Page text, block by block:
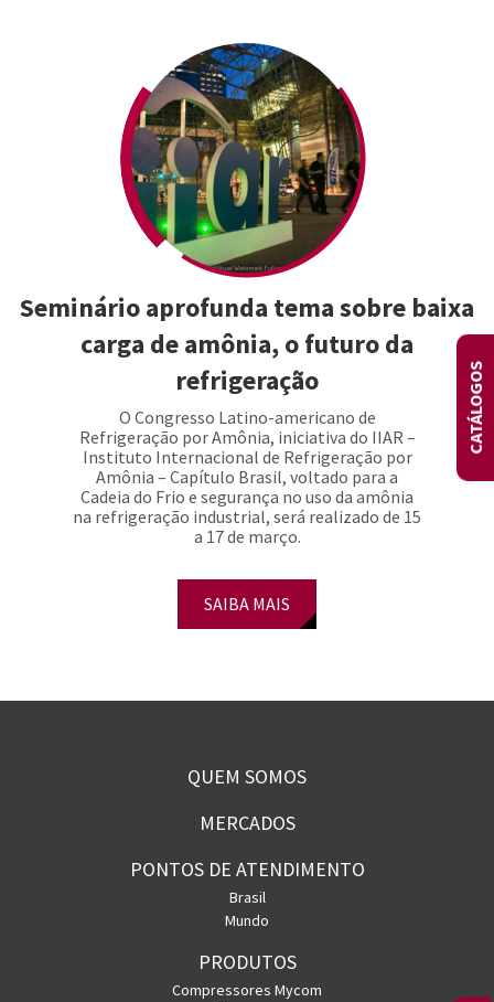
Seminário aprofunda tema sobre baixa
carga de amônia, o futuro da
refrigeração
O Congresso Latino-americano de
Refrigeração por Amônia, iniciativa do IIAR –
Instituto Internacional de Refrigeração por
Amônia – Capítulo Brasil, voltado para a
Cadeia do Frio e segurança no uso da amônia
na refrigeração industrial, será realizado de 15
a 17 de março.
SAIBA MAIS
CATÁLOGOS
QUEM SOMOS
MERCADOS
PONTOS DE ATENDIMENTO
Brasil
Mundo
PRODUTOS
Compressores Mycom